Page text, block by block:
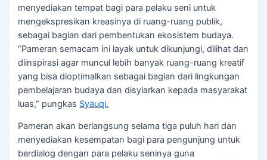
menyediakan tempat bagi para pelaku seni untuk
mengekspresikan kreasinya di ruang-ruang publik,
sebagai bagian dari pembentukan ekosistem budaya.
“Pameran semacam ini layak untuk dikunjungi, dilihat dan
diinspirasi agar muncul lebih banyak ruang-ruang kreatif
yang bisa dioptimalkan sebagai bagian dari lingkungan
pembelajaran budaya dan disyiarkan kepada masyarakat
luas,” pungkas Syauqi.
Pameran akan berlangsung selama tiga puluh hari dan
menyediakan kesempatan bagi para pengunjung untuk
berdialog dengan para pelaku seninya guna